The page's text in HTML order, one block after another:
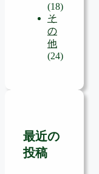
(18)
そ
の
他
(24)
最近の
投稿